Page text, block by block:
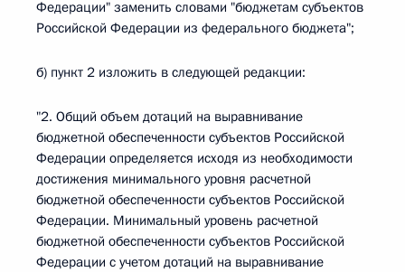
Федерации" заменить словами "бюджетам субъектов
Российской Федерации из федерального бюджета";
б) пункт 2 изложить в следующей редакции:
"2. Общий объем дотаций на выравнивание
бюджетной обеспеченности субъектов Российской
Федерации определяется исходя из необходимости
достижения минимального уровня расчетной
бюджетной обеспеченности субъектов Российской
Федерации. Минимальный уровень расчетной
бюджетной обеспеченности субъектов Российской
Федерации с учетом дотаций на выравнивание